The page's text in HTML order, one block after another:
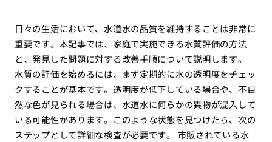
日々の生活において、水道水の品質を維持することは非常に
重要です。本記事では、家庭で実施できる水質評価の方法
と、発見した問題に対する改善手順について説明します。
水質の評価を始めるには、まず定期的に水の透明度をチェッ
クすることが基本です。透明度が低下している場合や、不自
然な色が見られる場合は、水道水に何らかの異物が混入して
いる可能性があります。このような状態を見つけたら、次の
ステップとして詳細な検査が必要です。 市販されている水